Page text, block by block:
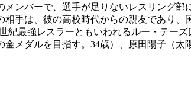
ンバーで、選手が足りないレスリング
手は、彼の高校時代からの親友であり
最強レスラーともいわれるルー・テー
メダルを目指す。34歳）、原田陽子（太